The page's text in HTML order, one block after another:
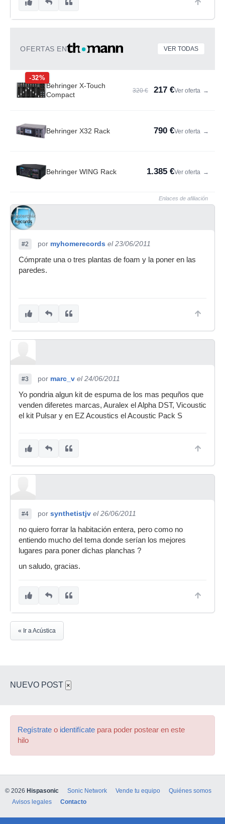
OFERTAS EN VER TODAS
-32%
Behringer X-Touch
Compact
320 € 217 €Ver oferta →
Behringer X32 Rack 790 €Ver oferta →
Behringer WING Rack 1.385 €Ver oferta →
Enlaces de afiliación
#2 por myhomerecords el 23/06/2011
Cómprate una o tres plantas de foam y la poner en las
paredes.
#3 por marc_v el 24/06/2011
Yo pondria algun kit de espuma de los mas pequños que
venden diferetes marcas, Auralex el Alpha DST, Vicoustic
el kit Pulsar y en EZ Acoustics el Acoustic Pack S
#4 por synthetistjv el 26/06/2011
no quiero forrar la habitación entera, pero como no
entiendo mucho del tema donde serían los mejores
lugares para poner dichas planchas ?
un saludo, gracias.
« Ir a Acústica
NUEVO POST ×
Regístrate o identifícate para poder postear en este
hilo
© 2026 Hispasonic Sonic Network Vende tu equipo
Quiénes somos
Avisos legales
Contacto